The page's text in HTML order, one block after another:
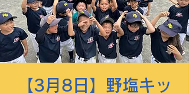
【3月8日】野塩キッ